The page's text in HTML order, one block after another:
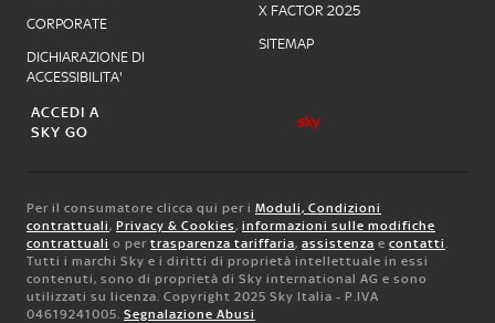
CORPORATE
DICHIARAZIONE DI
ACCESSIBILITA'
X FACTOR 2025
SITEMAP
ACCEDI A
SKY GO
Per il consumatore clicca qui per i Moduli, Condizioni
contrattuali, Privacy & Cookies, informazioni sulle modifiche
contrattuali o per trasparenza tariffaria, assistenza e contatti.
Tutti i marchi Sky e i diritti di proprietà intellettuale in essi
contenuti, sono di proprietà di Sky international AG e sono
utilizzati su licenza. Copyright 2025 Sky Italia - P.IVA
04619241005. Segnalazione Abusi